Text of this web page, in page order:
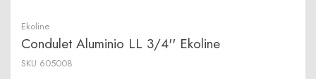
Ekoline
Condulet Aluminio LL 3/4'' Ekoline
SKU 605008